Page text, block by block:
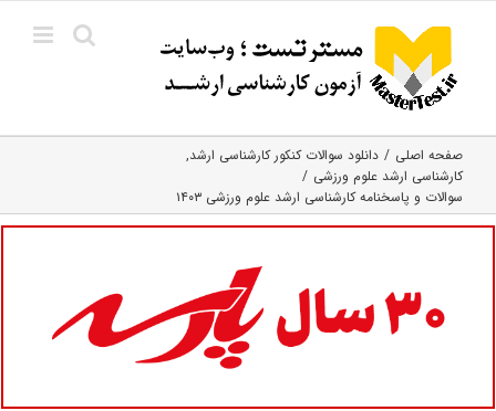
content
صفحه اصلی
دانلود سوالات کنکور کارشناسی ارشد
کارشناسی ارشد علوم ورزشی
سوالات و پاسخنامه کارشناسی ارشد علوم ورزشی ۱۴۰۳